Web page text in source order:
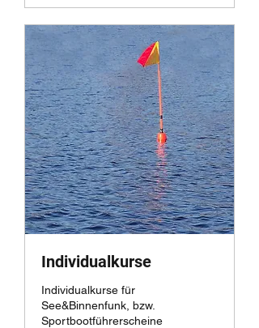
Individualkurse
Individualkurse für
See&Binnenfunk, bzw.
Sportbootführerscheine